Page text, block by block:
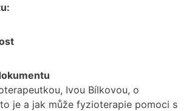
Ivou Bílkovou, o
je a jak může fyzioterapie pomoci s